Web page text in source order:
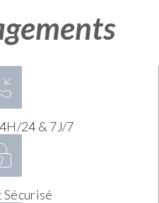
24 & 7J/7
Sécurisé